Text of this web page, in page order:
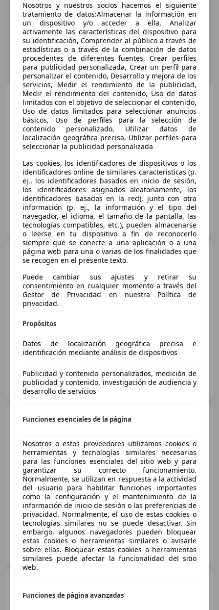
Mercedes-Benz GLC 220
220d 4Matic Aut.
€ 25.690
Buenprecio
09/2018 112.448 km Diésel 125 kW (170 CV)
CLICARS ZARAGOZA
ES-50197 ZARAGOZA
Mercedes-Benz GLC 220
GLC 220d 4Matic Aut.
€ 28.000
Particular
ES-48901 Barakaldo
Mercedes-Benz GLC 220
d 4Matic
€ 44.900
Precio justo
08/2023 111.500 km Diésel 145 kW (197 CV)
GAZPI MERCEDES-BENZ
ES-31192 ARANGUREN
Nosotros y nuestros socios hacemos el siguiente
tratamiento de datos:Almacenar la información en
un dispositivo y/o acceder a ella, Analizar
activamente las características del dispositivo para
su identificación, Comprender al público a través de
estadísticas o a través de la combinación de datos
procedentes de diferentes fuentes, Crear perfiles
para publicidad personalizada, Crear un perfil para
personalizar el contenido, Desarrollo y mejora de los
servicios, Medir el rendimiento de la publicidad,
Medir el rendimiento del contenido, Uso de datos
limitados con el objetivo de seleccionar el contenido,
Uso de datos limitados para seleccionar anuncios
básicos, Uso de perfiles para la selección de
contenido personalizado, Utilizar datos de
localización geográfica precisa, Utilizar perfiles para
seleccionar la publicidad personalizada
Las cookies, los identificadores de dispositivos o los
identificadores online de similares características (p.
ej., los identificadores basados en inicio de sesión,
los identificadores asignados aleatoriamente, los
identificadores basados en la red), junto con otra
información (p. ej., la información y el tipo del
navegador, el idioma, el tamaño de la pantalla, las
tecnologías compatibles, etc.), pueden almacenarse
o leerse en tu dispositivo a fin de reconocerlo
siempre que se conecte a una aplicación o a una
página web para una o varias de los finalidades que
se recogen en el presente texto.
Puede cambiar sus ajustes y retirar su
consentimiento en cualquier momento a través del
Gestor de Privacidad en nuestra Política de
privacidad.
Propósitos
Datos de localización geográfica precisa e
identificación mediante análisis de dispositivos
Publicidad y contenido personalizados, medición de
publicidad y contenido, investigación de audiencia y
desarrollo de servicios
Funciones esenciales de la página
Nosotros o estos proveedores utilizamos cookies o
herramientas y tecnologías similares necesarias
para las funciones esenciales del sitio web y para
garantizar su correcto funcionamiento.
Normalmente, se utilizan en respuesta a la actividad
del usuario para habilitar funciones importantes
como la configuración y el mantenimiento de la
información de inicio de sesión o las preferencias de
privacidad. Normalmente, el uso de estas cookies o
tecnologías similares no se puede desactivar. Sin
embargo, algunos navegadores pueden bloquear
estas cookies o herramientas similares o avisarle
sobre ellas. Bloquear estas cookies o herramientas
similares puede afectar la funcionalidad del sitio
web.
Funciones de página avanzadas